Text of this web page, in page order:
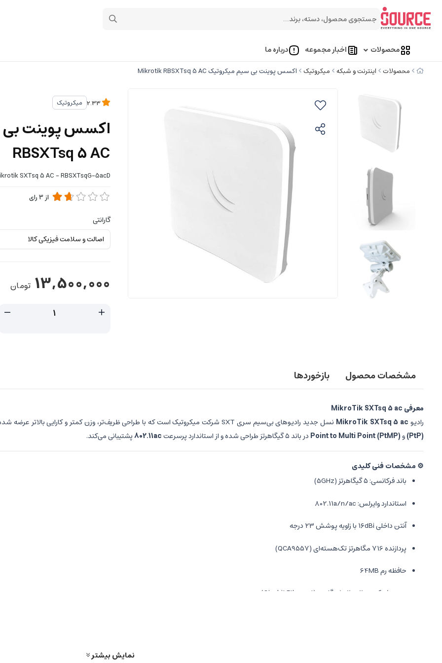
محصولات اخبار مجموعه درباره ما
محصولات اینترنت و شبکه میکروتیک اکسس پوینت بی سیم میکروتیک Mikrotik RBSXTsq 5 AC
میکروتیک
RBSXTsq 5 AC
SXTsq 5 AC - RBSXTsqG-5acD
از3رای
گارانتی
13,500,000 تومان
مشخصات محصول بازخوردها
معرفی MikroTik SXTsq 5 ac
رادیو MikroTik SXTsq 5 ac نسل جدید رادیوهای بی‌سیم سری SXT شرکت میکروتیک است که با طراحی ظریف‌تر، وزن کمتر و کارایی بالاتر عرضه شده است. این دستگاه مخصوص برقراری لینک‌های وایرلس
(PtP)وPoint to Multi Point (PtMP) در باند ۵ گیگاهرتز طراحی شده و از استاندارد پرسرعت 802.11acپشتیبانی می‌کند.
⚙️ مشخصات فنی کلیدی
باند فرکانسی: ۵ گیگاهرتز (5GHz)
استاندارد وایرلس: 802.11a/n/ac
آنتن داخلی ۱۶dBi با زاویه پوشش ۲۳ درجه
پردازنده 716 مگاهرتز تک‌هسته‌ای (QCA9557)
حافظه رم 64MB
پورت شبکه 10/100/1000 مگابیت (Gigabit Ethernet)
نمایش بیشتر